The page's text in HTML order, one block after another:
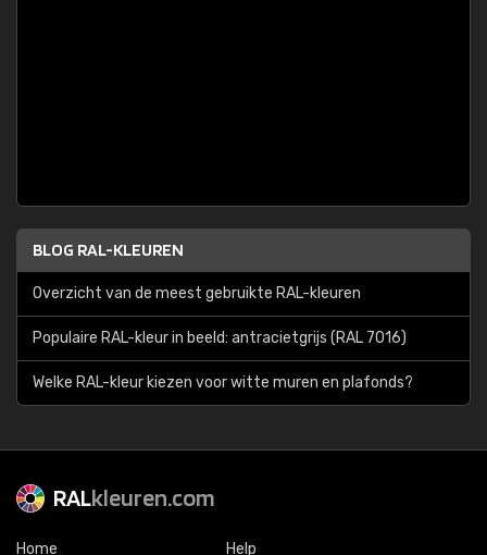
BLOG RAL-KLEUREN
Overzicht van de meest gebruikte RAL-kleuren
Populaire RAL-kleur in beeld: antracietgrijs (RAL 7016)
Welke RAL-kleur kiezen voor witte muren en plafonds?
RALkleuren.com
Home Help